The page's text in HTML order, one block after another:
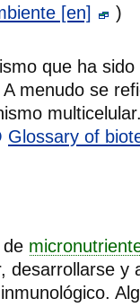
[en]
)
que ha
menudo se
Glossary of
desarrollarse y